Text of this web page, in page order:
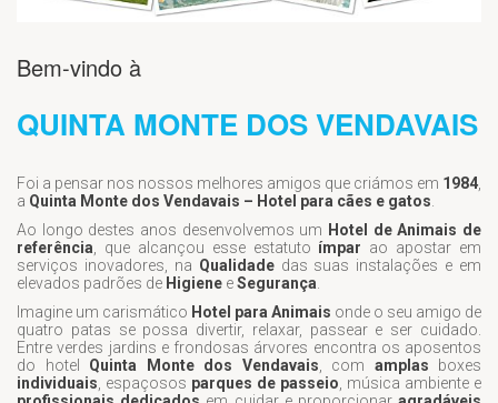
Bem-vindo à
QUINTA MONTE DOS VENDAVAIS
Foi a pensar nos nossos melhores amigos que criámos em 1984
a Quinta Monte dos Vendavais – Hotel para cães e gatos
Ao longo destes anos desenvolvemos um Hotel de Animais de
referência , que alcançou esse estatuto ímpar ao apostar em
serviços inovadores, na Qualidadedas suas instalações e em
elevados padrões de Higiene eSegurança
Imagine um carismático Hotel para Animais onde o seu amigo de
quatro patas se possa divertir, relaxar, passear e ser cuidado.
Entre verdes jardins e frondosas árvores encontra os aposentos
do hotel Quinta Monte dos Vendavais , com amplas boxes
individuais , espaçosos parques de passeio , música ambiente e